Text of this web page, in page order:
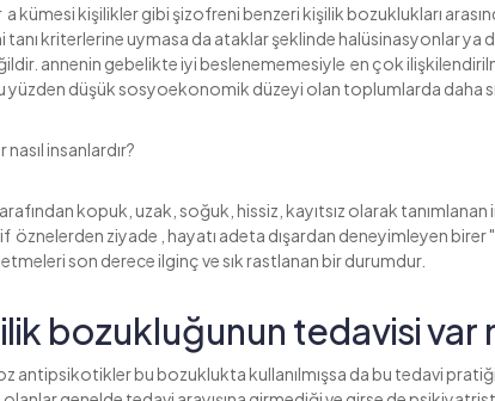
a kümesi kişilikler gibi şizofreni benzeri kişilik bozuklukları
kriterlerine uymasa da ataklar şeklinde halüsinasyonlar ya
annenin gebelikte iyi beslenememesiyle en çok
yüzden düşük sosyoekonomik düzeyi olan toplumlarda daha
insanlardır?
kopuk, uzak, soğuk, hissiz, kayıtsız olarak tanımlanan
öznelerden ziyade , hayatı adeta dışardan deneyimleyen birer
son derece ilginç ve sık rastlanan bir durumdur.
bozukluğunun tedavisi var
antipsikotikler bu bozuklukta kullanılmışsa da bu tedavi